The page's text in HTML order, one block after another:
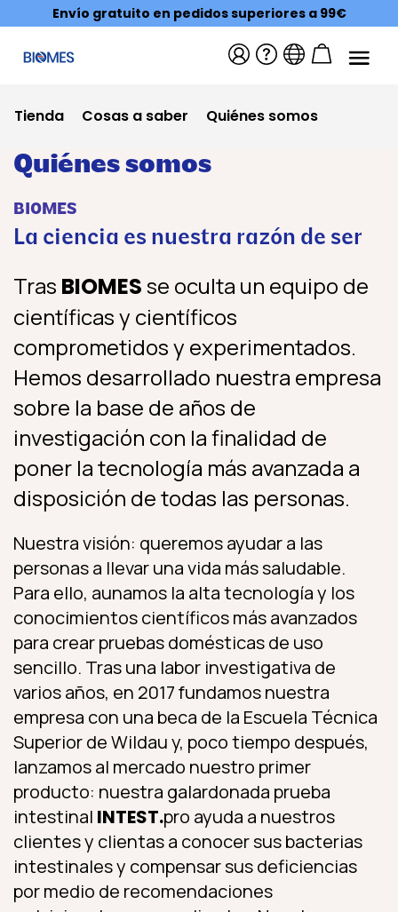
Envío gratuito en pedidos superiores a 99€
Tienda Cosas a saber Quiénes somos
Quiénes somos
BIOMES
La ciencia es nuestra razón de ser
Tras BIOMESse oculta un equipo de
científicas y científicos
comprometidos y experimentados.
Hemos desarrollado nuestra empresa
sobre la base de años de
investigación con la finalidad de
poner la tecnología más avanzada a
disposición de todas las personas.
Nuestra visión: queremos ayudar a las
personas a llevar una vida más saludable.
Para ello, aunamos la alta tecnología y los
conocimientos científicos más avanzados
para crear pruebas domésticas de uso
sencillo. Tras una labor investigativa de
varios años, en 2017 fundamos nuestra
empresa con una beca de la Escuela Técnica
Superior de Wildau y, poco tiempo después,
lanzamos al mercado nuestro primer
producto: nuestra galardonada prueba
intestinal INTEST.pro ayuda a nuestros
clientes y clientas a conocer sus bacterias
intestinales y compensar sus deficiencias
por medio de recomendaciones